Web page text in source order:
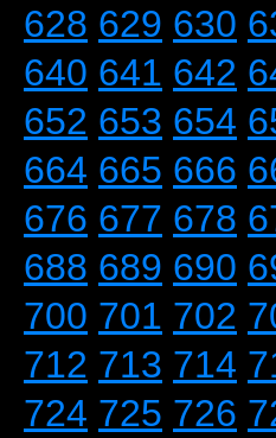
628 629 630
640 641 642
652 653 654
664 665 666
676 677 678
688 689 690
700 701 702
712 713 714
724 725 726